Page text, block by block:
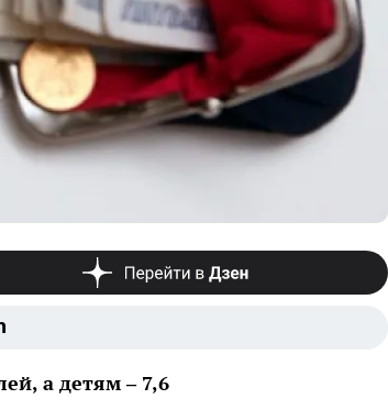
а детям – 7,6